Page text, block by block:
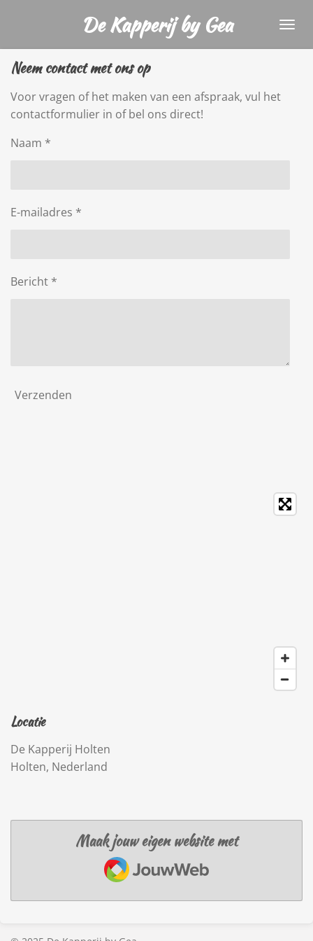
naar
de
De Kapperij by Gea
Neem contact met ons op
Voor vragen of het maken van een afspraak, vul het
contactformulier in of bel ons direct!
Naam *
E-mailadres *
Bericht *
Verzenden
Locatie
De Kapperij Holten
Holten, Nederland
Maak jouw eigen website met
JouwWeb